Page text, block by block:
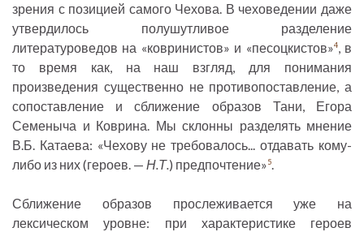
зрения с позицией самого Чехова. В чеховедении даже
утвердилось полушутливое разделение
литературоведов на «ковринистов» и «песоцкистов»4, в
то время как, на наш взгляд, для понимания
произведения существенно не противопоставление, а
сопоставление и сближение образов Тани, Егора
Семеныча и Коврина. Мы склонны разделять мнение
В.Б. Катаева: «Чехову не требовалось... отдавать кому-
либо из них (героев. — Н.Т.) предпочтение»5.
Сближение образов прослеживается уже на
лексическом уровне: при характеристике героев